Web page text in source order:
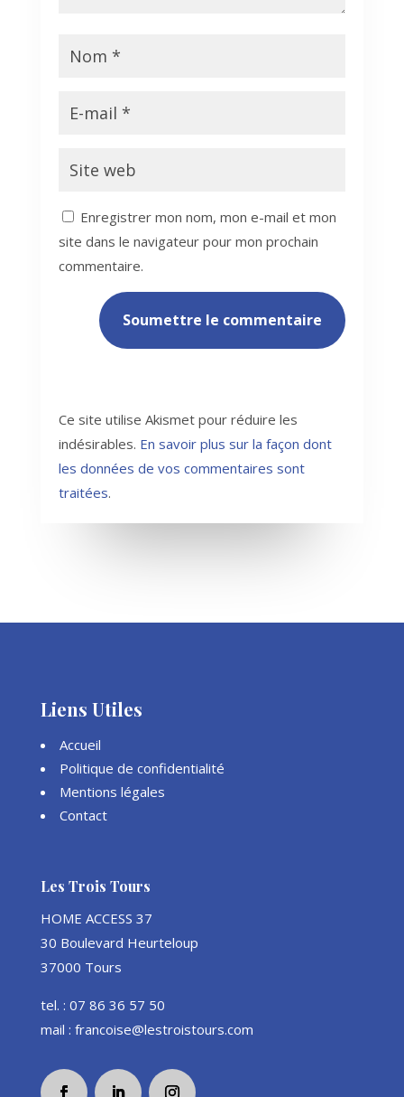
Enregistrer mon nom, mon e-mail et mon
site dans le navigateur pour mon prochain
commentaire.
Soumettre le commentaire
Ce site utilise Akismet pour réduire les
indésirables. En savoir plus sur la façon dont
les données de vos commentaires sont
traitées.
Liens Utiles
Accueil
Politique de confidentialité
Mentions légales
Contact
Les Trois Tours
HOME ACCESS 37
30 Boulevard Heurteloup
37000 Tours
tel. : 07 86 36 57 50
mail : francoise@lestroistours.com